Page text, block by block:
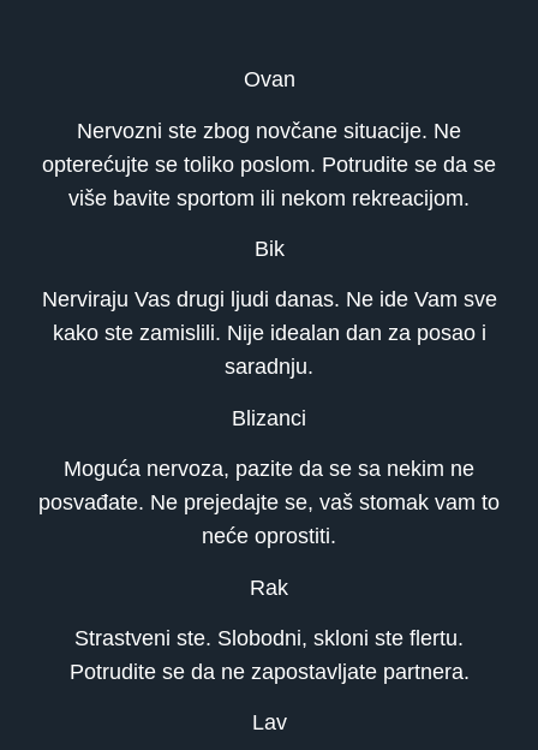
Ovan
Nervozni ste zbog novčane situacije. Ne
opterećujte se toliko poslom. Potrudite se da se
više bavite sportom ili nekom rekreacijom.
Bik
Nerviraju Vas drugi ljudi danas. Ne ide Vam sve
kako ste zamislili. Nije idealan dan za posao i
saradnju.
Blizanci
Moguća nervoza, pazite da se sa nekim ne
posvađate. Ne prejedajte se, vaš stomak vam to
neće oprostiti.
Rak
Strastveni ste. Slobodni, skloni ste flertu.
Potrudite se da ne zapostavljate partnera.
Lav